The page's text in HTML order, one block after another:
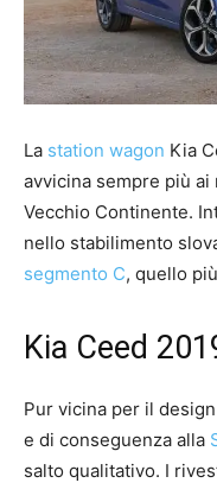
La station wagon Kia
avvicina sempre più
Vecchio Continente.
nello stabilimento
segmento C, quello
Kia Ceed
Pur vicina per il
e di conseguenza alla
salto qualitativo. I